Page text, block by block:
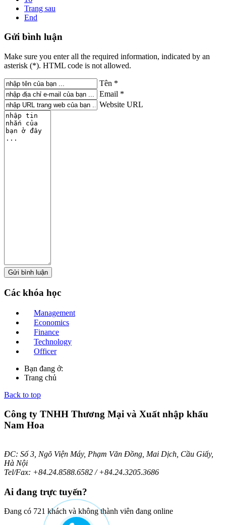
Trang sau
End
Gửi bình luận
Make sure you enter all the required information, indicated by an
asterisk (*). HTML code is not allowed.
Tên *
Email *
Website URL
Các khóa học
Management
Economics
Finance
Technology
Officer
Bạn đang ở:
Trang chủ
Back to top
Công ty TNHH Thương Mại và Xuất nhập khẩu
Nam Hoa
ĐC: Số 3, Ngõ Viện Máy, Phạm Văn Đồng, Mai Dịch, Cầu Giấy,
Hà Nội
Tel/Fax: +84.24.8588.6582 / +84.24.3205.3686
Ai đang trực tuyến?
Đang có 721 khách và không thành viên đang online